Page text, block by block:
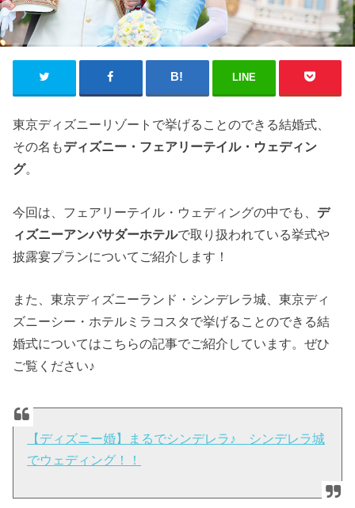
LINE
東京ディズニーリゾートで挙げることのできる結婚式、
その名もディズニー・フェアリーテイル・ウェディン
グ。
今回は、フェアリーテイル・ウェディングの中でも、 デ
ィズニーアンバサダーホテルで取り扱われている挙式や
披露宴プランについてご紹介します！
また、東京ディズニーランド・シンデレラ城、東京ディ
ズニーシー・ホテルミラコスタで挙げることのできる結
婚式についてはこちらの記事でご紹介しています。ぜひ
ご覧ください♪
【ディズニー婚】まるでシンデレラ♪ シンデレラ城
でウェディング！！